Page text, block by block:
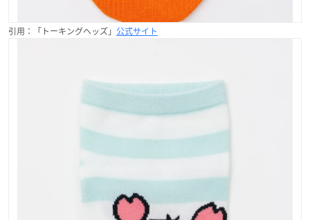
引用：「トーキングヘッズ」 公式サイト